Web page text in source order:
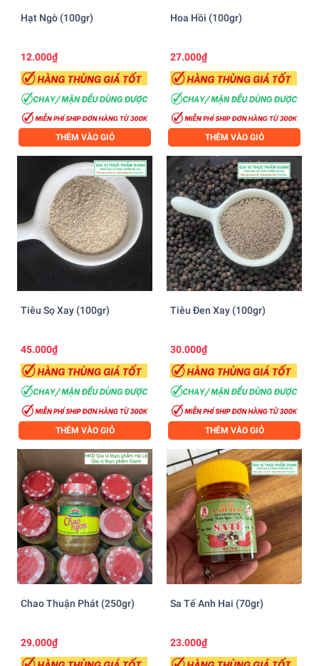
Hạt Ngò (100gr)
12.000₫
THÊM VÀO GIỎ
Hoa Hồi (100gr)
27.000₫
THÊM VÀO GIỎ
Tiêu Sọ Xay (100gr)
45.000₫
THÊM VÀO GIỎ
Tiêu Đen Xay (100gr)
30.000₫
THÊM VÀO GIỎ
Chao Thuận Phát (250gr)
29.000₫
Sa Tế Anh Hai (70gr)
23.000₫